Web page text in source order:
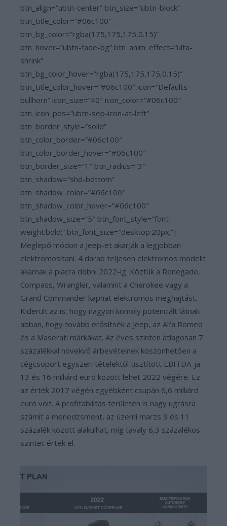
btn_align=”ubtn-center” btn_size=”ubtn-block”
btn_title_color=”#06c100″
btn_bg_color=”rgba(175,175,175,0.15)”
btn_hover=”ubtn-fade-bg” btn_anim_effect=”ulta-
shrink”
btn_bg_color_hover=”rgba(175,175,175,0.15)”
btn_title_color_hover=”#06c100″ icon=”Defaults-
bullhorn” icon_size=”40″ icon_color=”#06c100″
btn_icon_pos=”ubtn-sep-icon-at-left”
btn_border_style=”solid”
btn_color_border=”#06c100″
btn_color_border_hover=”#06c100″
btn_border_size=”1″ btn_radius=”3″
btn_shadow=”shd-bottom”
btn_shadow_color=”#06c100″
btn_shadow_color_hover=”#06c100″
btn_shadow_size=”5″ btn_font_style=”font-
weight:bold;” btn_font_size=”desktop:20px;”]
Meglepő módon a Jeep-et akarják a legjobban
elektromosítani. 4 darab teljesen elektromos modellt
akarnak a piacra dobni 2022-ig. Köztük a Renegade,
Compass, Wrangler, valamint a Cherokee vagy a
Grand Commander kaphat elektromos meghajtást.
Kiderült az is, hogy nagyon komoly potenciált látnak
abban, hogy tovább erősítsék a Jeep, az Alfa Romeo
és a Maserati márkákat. Az éves szinten átlagosan 7
százalékkal növekvő árbevételnek köszönhetően a
cégcsoport egyszeri tételektől tisztított EBITDA-ja
13 és 16 milliárd euró között lehet 2022 végére. Ez
az érték 2017 végén egyébként csupán 6,6 milliárd
euró volt. A profitabilitás területén is nagy ugrásra
számít a menedzsment, az üzemi marzs 9 és 11
százalék között alakulhat, míg tavaly 6,3 százalékos
szintet értek el.